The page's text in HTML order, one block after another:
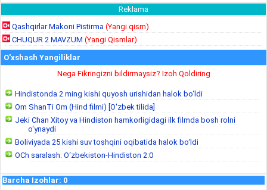
Reklama
Qashqirlar Makoni Pistirma (Yangi qism)
CHUQUR 2 MAVZUM (Yangi Qismlar)
O'xshash Yangiliklar
Nega Fikringizni bildirmaysiz? Izoh Qoldiring
Hindistonda 2 ming kishi quyosh urishidan halok bo‘ldi
Om ShanTi Om (Hind filmi) [O'zbek tilida]
Jeki Chan Xitoy va Hindiston hamkorligidagi ilk filmda bosh rolni
o‘ynaydi
Boliviyada 25 kishi suv toshqini oqibatida halok bo‘ldi
OCh saralash: O‘zbekiston-Hindiston 2:0
Barcha Izohlar: 0